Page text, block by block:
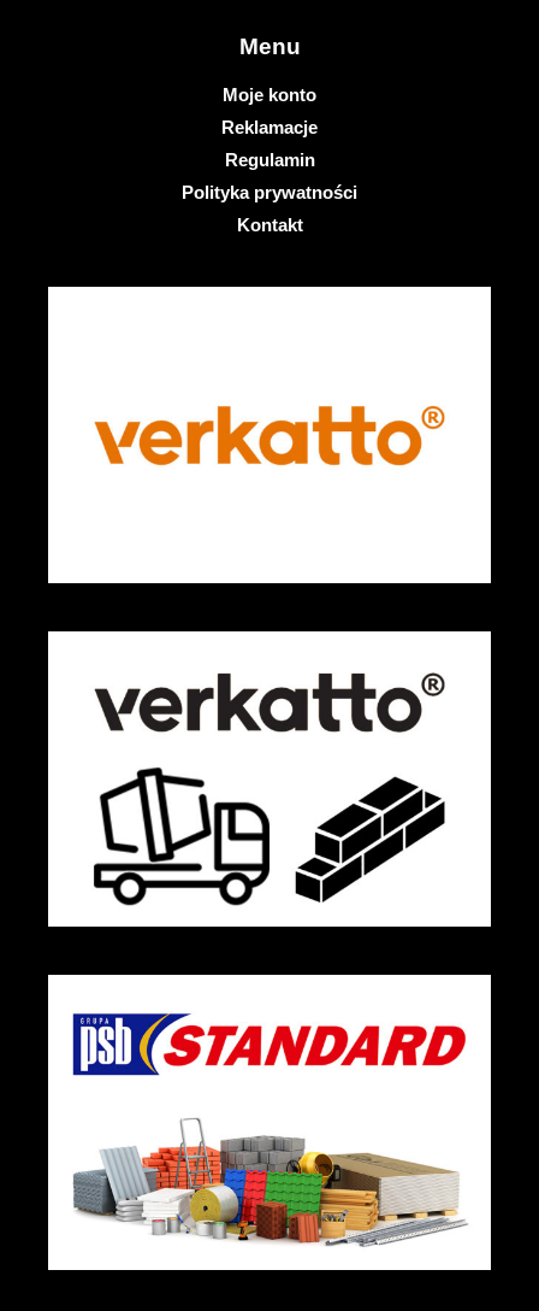
Menu
Moje konto
Reklamacje
Regulamin
Polityka prywatności
Kontakt